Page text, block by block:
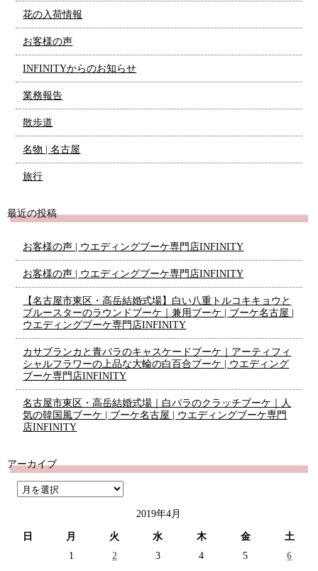
花の入荷情報
お客様の声
INFINITYからのお知らせ
業務報告
散歩道
名物 | 名古屋
旅行
最近の投稿
お客様の声 | ウエディングブーケ専門店INFINITY
お客様の声 | ウエディングブーケ専門店INFINITY
【名古屋市東区・高岳結婚式場】白い八重トルコキキョウと
ブルースターのラウンドブーケ｜兼用ブーケ | ブーケ名古屋 |
ウエディングブーケ専門店INFINITY
カサブランカと青バラのキャスケードブーケ｜アーティフィ
シャルフラワーの上品な大輪の白百合ブーケ | ウエディング
ブーケ専門店INFINITY
名古屋市東区・高岳結婚式場｜白バラのクラッチブーケ｜人
気の韓国風ブーケ | ブーケ名古屋 | ウエディングブーケ専門
店INFINITY
アーカイブ
2019年4月
日 月 火 水 木 金
土
1
2 3 4 5
6